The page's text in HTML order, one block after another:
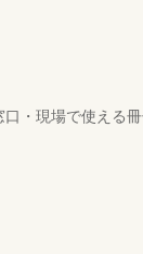
・現場で使える